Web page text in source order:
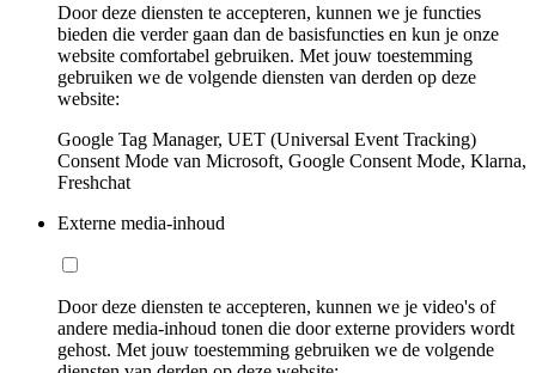
Door deze diensten te accepteren, kunnen we je functies
bieden die verder gaan dan de basisfuncties en kun je onze
website comfortabel gebruiken. Met jouw toestemming
gebruiken we de volgende diensten van derden op deze
website:
Google Tag Manager, UET (Universal Event Tracking)
Consent Mode van Microsoft, Google Consent Mode, Klarna,
Freshchat
Externe media-inhoud
Door deze diensten te accepteren, kunnen we je video's of
andere media-inhoud tonen die door externe providers wordt
gehost. Met jouw toestemming gebruiken we de volgende